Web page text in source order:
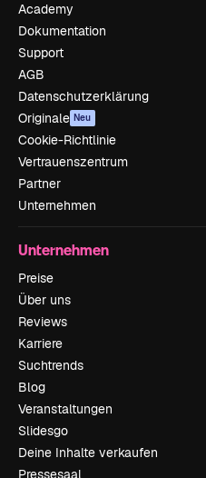
Academy
Dokumentation
Support
AGB
Datenschutzerklärung
Originale Neu
Cookie-Richtlinie
Vertrauenszentrum
Partner
Unternehmen
Unternehmen
Preise
Über uns
Reviews
Karriere
Suchtrends
Blog
Veranstaltungen
Slidesgo
Deine Inhalte verkaufen
Pressesaal